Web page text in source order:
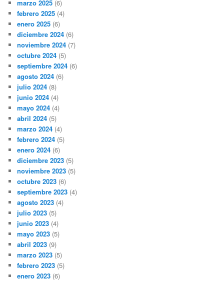
marzo 2025 (6)
febrero 2025 (4)
enero 2025 (6)
diciembre 2024 (6)
noviembre 2024 (7)
octubre 2024 (5)
septiembre 2024 (6)
agosto 2024 (6)
julio 2024 (8)
junio 2024 (4)
mayo 2024 (4)
abril 2024 (5)
marzo 2024 (4)
febrero 2024 (5)
enero 2024 (6)
diciembre 2023 (5)
noviembre 2023 (5)
octubre 2023 (6)
septiembre 2023 (4)
agosto 2023 (4)
julio 2023 (5)
junio 2023 (4)
mayo 2023 (5)
abril 2023 (9)
marzo 2023 (5)
febrero 2023 (5)
enero 2023 (6)